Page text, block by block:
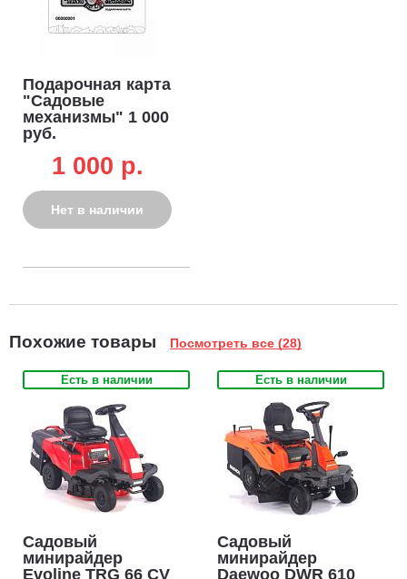
Подарочная карта
"Садовые
механизмы" 1 000
руб.
1 000 p.
Нет в наличии
Похожие товары Посмотреть все (28)
Есть в наличии
Садовый
минирайдер
Evoline TRG 66 CV
Есть в наличии
Садовый
минирайдер
Daewoo DWR 610